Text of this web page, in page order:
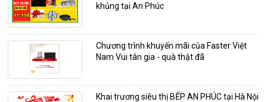
khủng tại An Phúc
Chương trình khuyến mãi của Faster Việt
Nam Vui tân gia - quà thật đã
Khai trương siêu thị BẾP AN PHÚC tại Hà Nội